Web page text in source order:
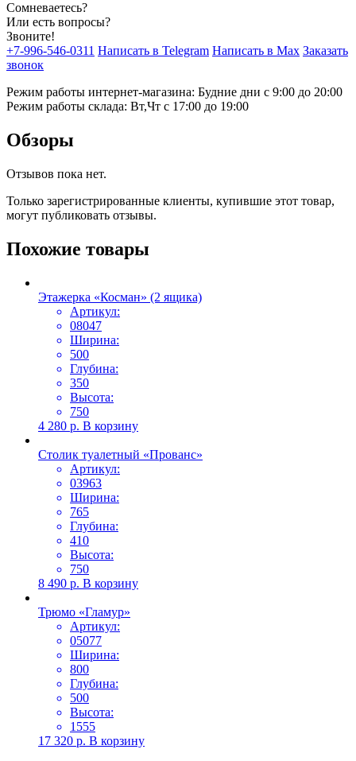
Сомневаетесь?
Или есть вопросы?
Звоните!
+7-996-546-0311 Написать в Telegram Написать в Max Заказать
звонок
Режим работы интернет-магазина: Будние дни с 9:00 до 20:00
Режим работы склада: Вт,Чт с 17:00 до 19:00
Обзоры
Отзывов пока нет.
Только зарегистрированные клиенты, купившие этот товар,
могут публиковать отзывы.
Похожие товары
Этажерка «Косман» (2 ящика)
Артикул:
08047
Ширина:
500
Глубина:
350
Высота:
750
4 280 р. В корзину
Столик туалетный «Прованс»
Артикул:
03963
Ширина:
765
Глубина:
410
Высота:
750
8 490 р. В корзину
Трюмо «Гламур»
Артикул:
05077
Ширина:
800
Глубина:
500
Высота:
1555
17 320 р. В корзину